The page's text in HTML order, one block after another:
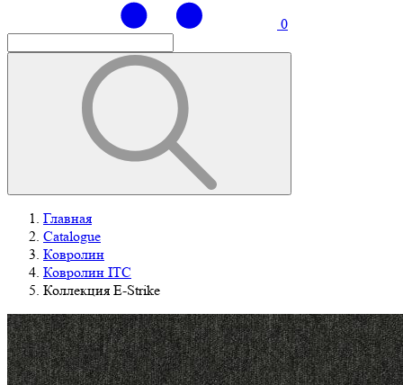
0
Главная
Catalogue
Ковролин
Ковролин ITC
Коллекция E-Strike